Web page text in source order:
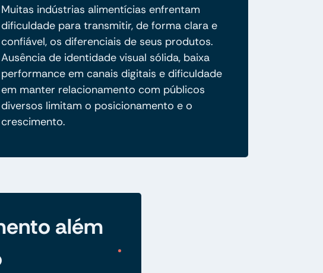
Muitas indústrias alimentícias enfrentam
dificuldade para transmitir, de forma clara e
confiável, os diferenciais de seus produtos.
Ausência de identidade visual sólida, baixa
performance em canais digitais e dificuldade
em manter relacionamento com públicos
diversos limitam o posicionamento e o
crescimento.
além